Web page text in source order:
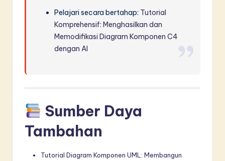
Pelajari secara bertahap: Tutorial
Komprehensif: Menghasilkan dan
Memodifikasi Diagram Komponen C4
dengan AI
Sumber Daya
Tambahan
Tutorial Diagram Komponen UML: Membangun